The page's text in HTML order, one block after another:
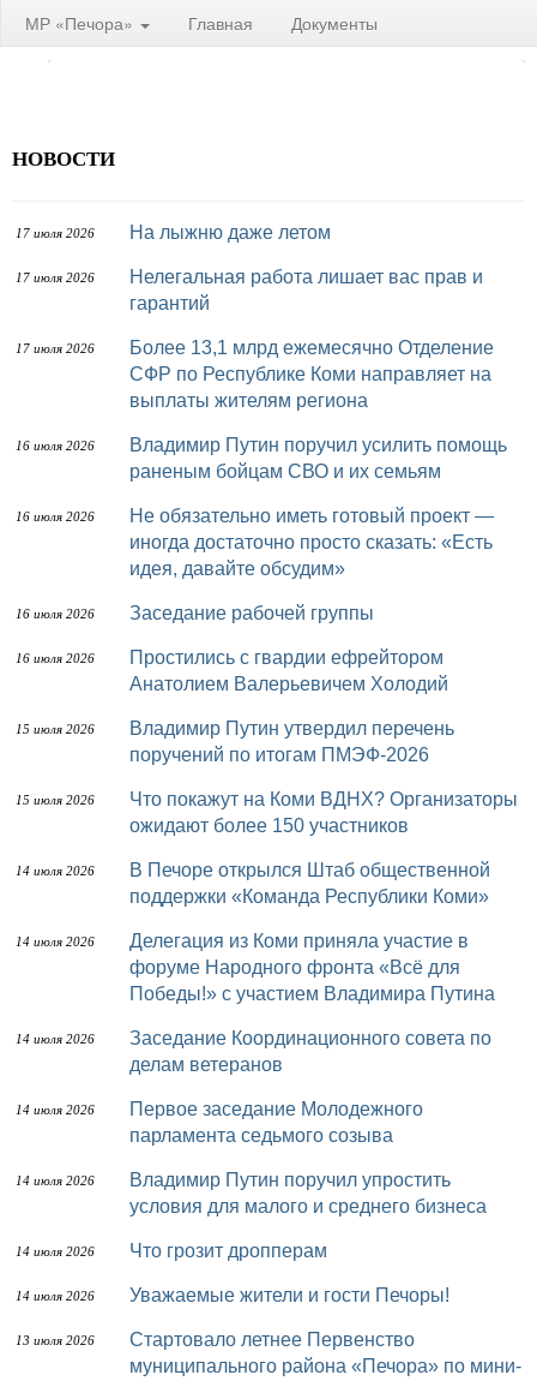
МР «Печора» Главная Документы
НОВОСТИ
17 июля 2026 На лыжню даже летом
17 июля 2026
Нелегальная работа лишает вас прав и
гарантий
17 июля 2026
Более 13,1 млрд ежемесячно Отделение
СФР по Республике Коми направляет на
выплаты жителям региона
16 июля 2026
Владимир Путин поручил усилить помощь
раненым бойцам СВО и их семьям
16 июля 2026
Не обязательно иметь готовый проект —
иногда достаточно просто сказать: «Есть
идея, давайте обсудим»
16 июля 2026 Заседание рабочей группы
16 июля 2026
Простились с гвардии ефрейтором
Анатолием Валерьевичем Холодий
15 июля 2026
Владимир Путин утвердил перечень
поручений по итогам ПМЭФ-2026
15 июля 2026
Что покажут на Коми ВДНХ? Организаторы
ожидают более 150 участников
14 июля 2026
В Печоре открылся Штаб общественной
поддержки «Команда Республики Коми»
14 июля 2026
Делегация из Коми приняла участие в
форуме Народного фронта «Всё для
Победы!» с участием Владимира Путина
14 июля 2026
Заседание Координационного совета по
делам ветеранов
14 июля 2026
Первое заседание Молодежного
парламента седьмого созыва
14 июля 2026
Владимир Путин поручил упростить
условия для малого и среднего бизнеса
14 июля 2026 Что грозит дропперам
14 июля 2026 Уважаемые жители и гости Печоры!
13 июля 2026
Стартовало летнее Первенство
муниципального района «Печора» по мини-